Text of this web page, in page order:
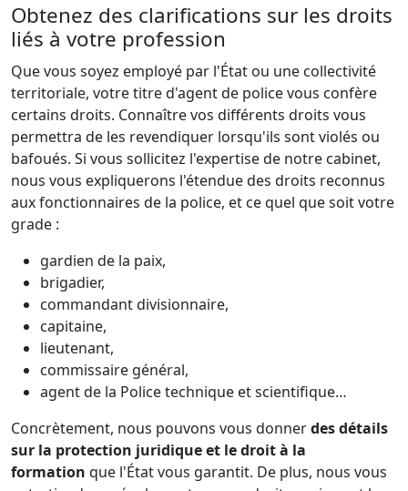
Obtenez des clarifications sur les droits
liés à votre profession
Que vous soyez employé par l'État ou une collectivité
territoriale, votre titre d'agent de police vous confère
certains droits. Connaître vos différents droits vous
permettra de les revendiquer lorsqu'ils sont violés ou
bafoués. Si vous sollicitez l'expertise de notre cabinet,
nous vous expliquerons l'étendue des droits reconnus
aux fonctionnaires de la police, et ce quel que soit votre
grade :
gardien de la paix,
brigadier,
commandant divisionnaire,
capitaine,
lieutenant,
commissaire général,
agent de la Police technique et scientifique…
Concrètement, nous pouvons vous donnerdes détails
sur la protection juridique et le droit à la
formation que l'État vous garantit. De plus, nous vous